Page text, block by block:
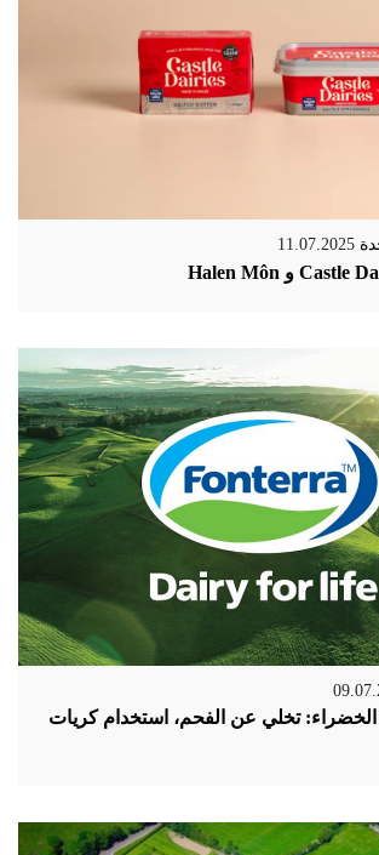
11.07.2025
قفزة Fonterra الخضراء: تخلي عن الفحم، استخدام كريات